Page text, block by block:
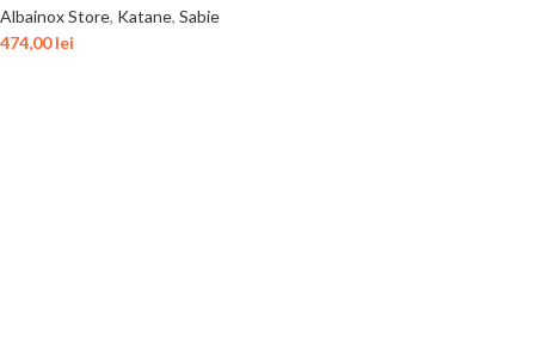
Albainox Store, Katane, Sabie
474,00lei